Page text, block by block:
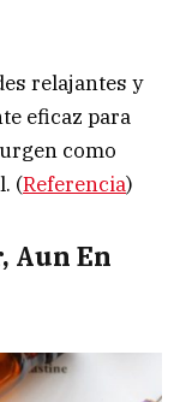
relajantes y
eficaz para
como
(Referencia)
Aun En